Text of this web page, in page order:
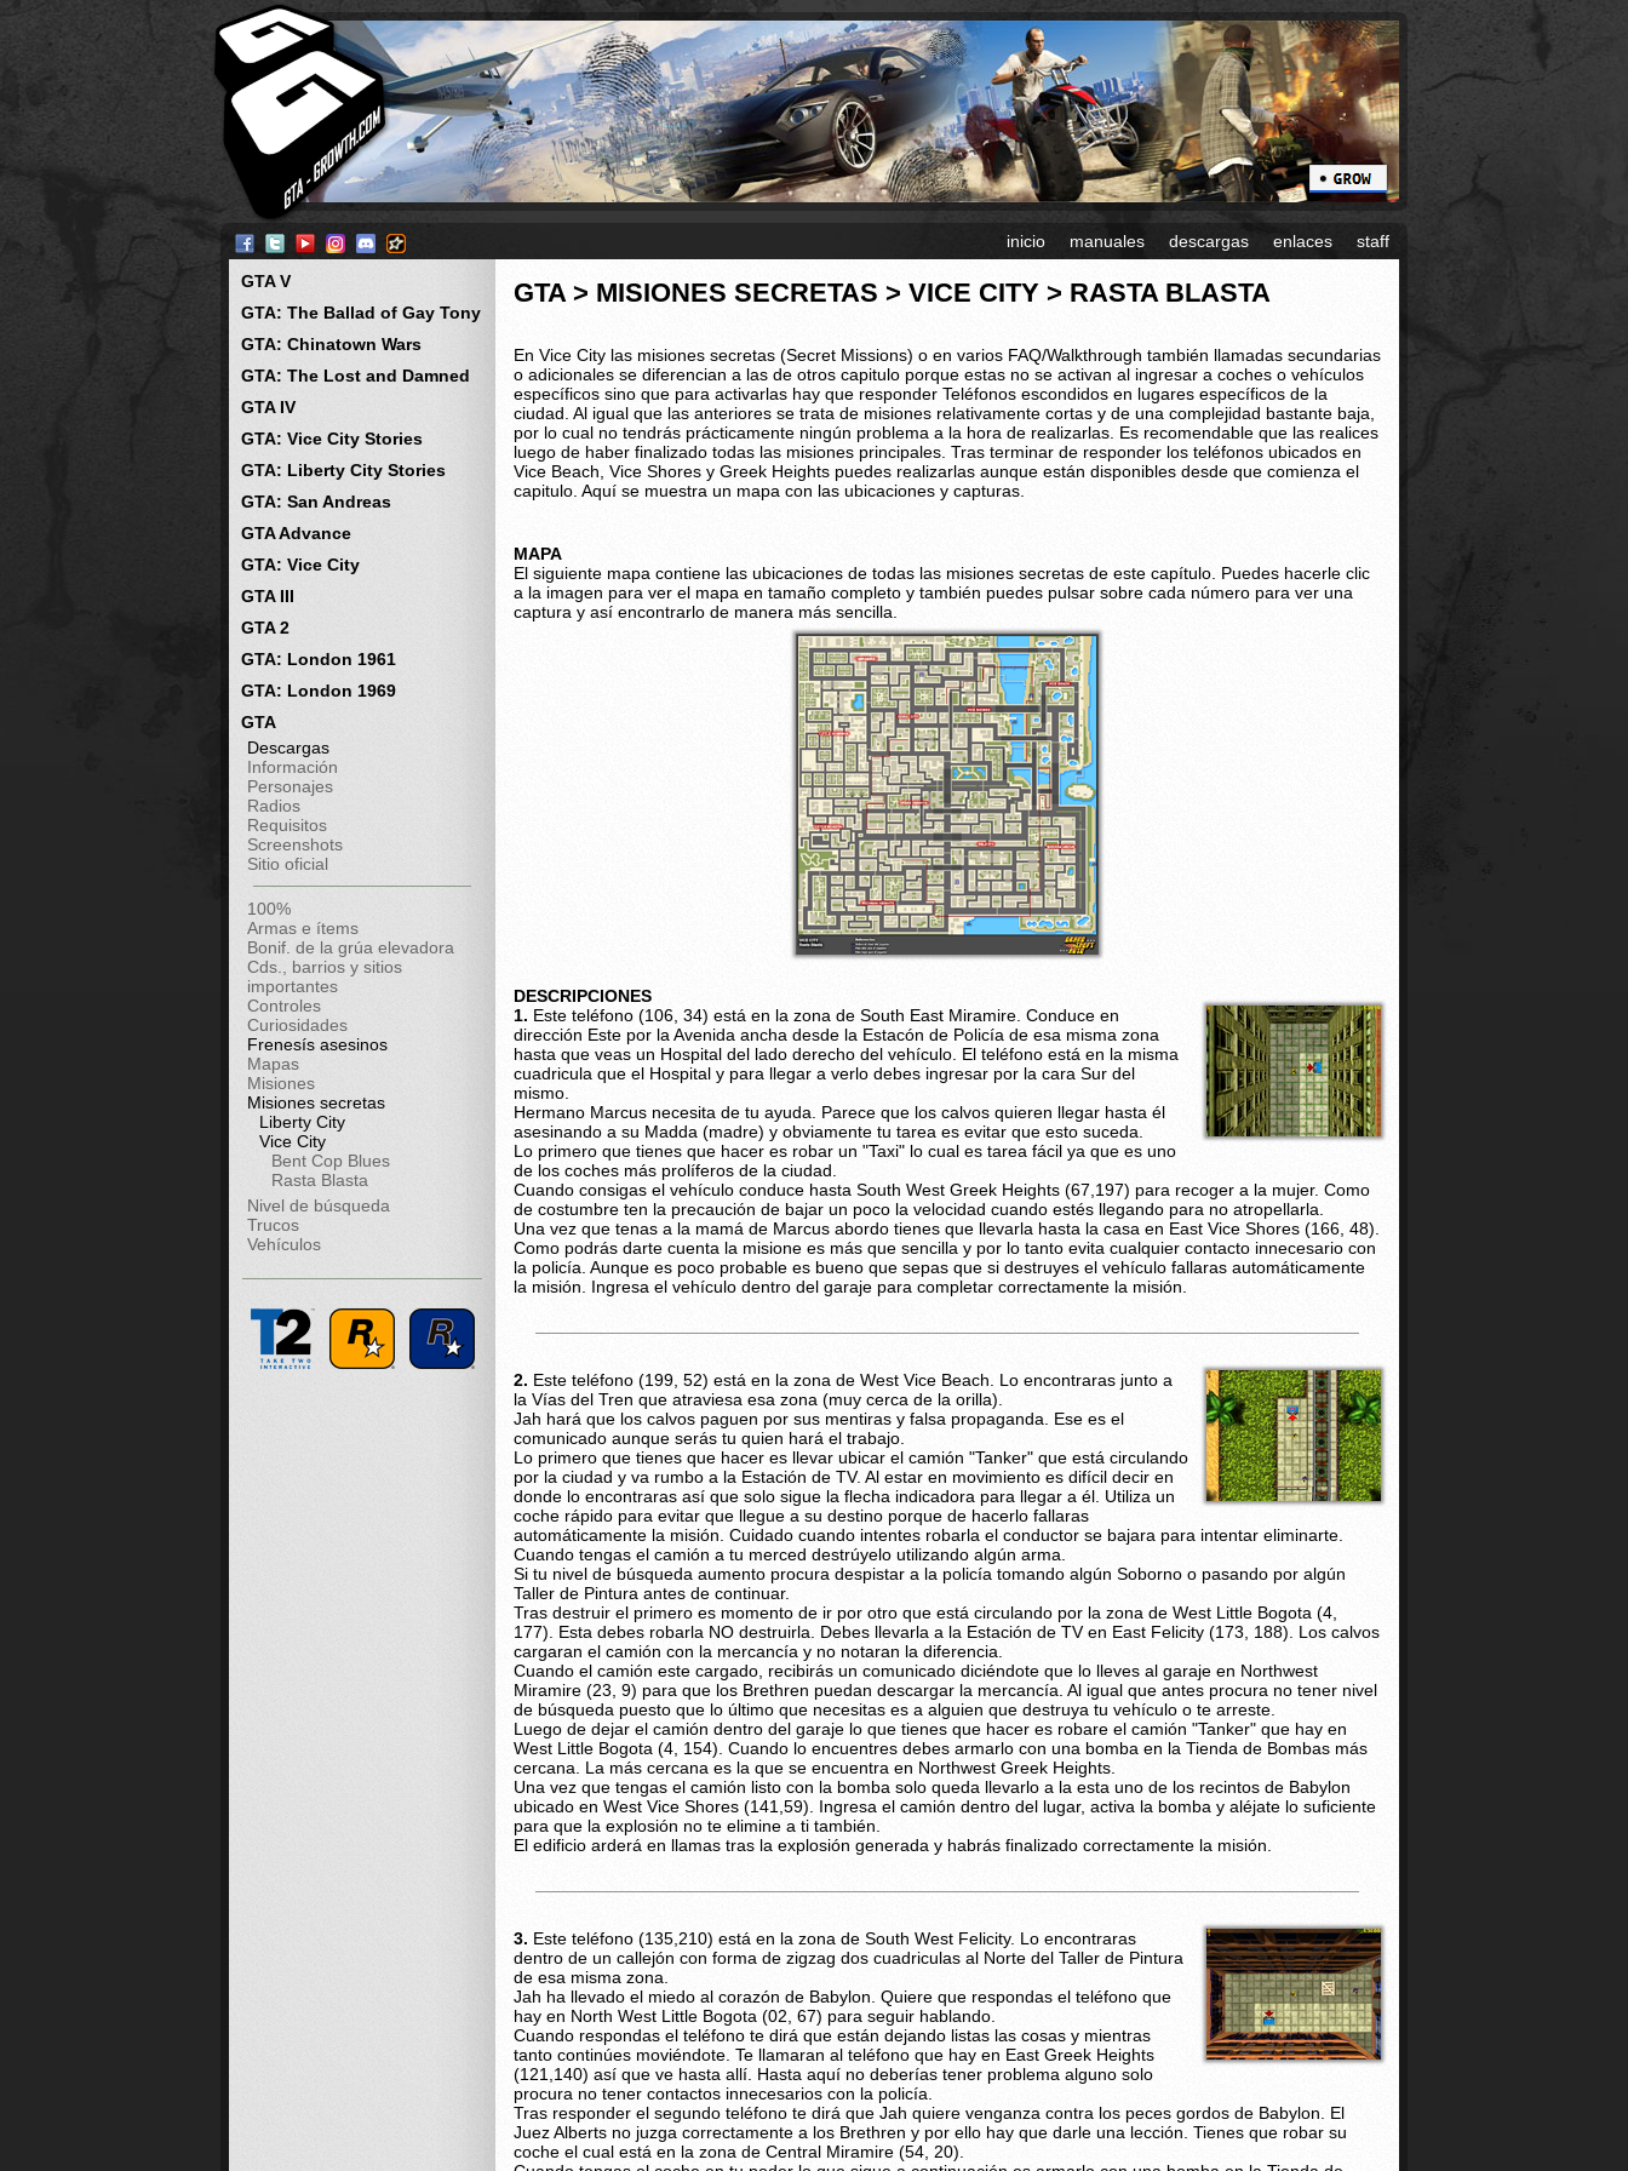
inicio manuales descargas enlaces staff
GTA V
GTA: The Ballad of Gay Tony
GTA: Chinatown Wars
GTA: The Lost and Damned
GTA IV
GTA: Vice City Stories
GTA: Liberty City Stories
GTA: San Andreas
GTA Advance
GTA: Vice City
GTA III
GTA 2
GTA: London 1961
GTA: London 1969
GTA
Descargas
Información
Personajes
Radios
Requisitos
Screenshots
Sitio oficial
100%
Armas e ítems
Bonif. de la grúa elevadora
Cds., barrios y sitios
importantes
Controles
Curiosidades
Frenesís asesinos
Mapas
Misiones
Misiones secretas
Liberty City
Vice City
Bent Cop Blues
Rasta Blasta
Nivel de búsqueda
Trucos
Vehículos
GTA > MISIONES SECRETAS > VICE CITY > RASTA BLASTA
En Vice City las misiones secretas (Secret Missions) o en varios FAQ/Walkthrough también llamadas secundarias
o adicionales se diferencian a las de otros capitulo porque estas no se activan al ingresar a coches o vehículos
específicos sino que para activarlas hay que responder Teléfonos escondidos en lugares específicos de la
ciudad. Al igual que las anteriores se trata de misiones relativamente cortas y de una complejidad bastante baja,
por lo cual no tendrás prácticamente ningún problema a la hora de realizarlas. Es recomendable que las realices
luego de haber finalizado todas las misiones principales. Tras terminar de responder los teléfonos ubicados en
Vice Beach, Vice Shores y Greek Heights puedes realizarlas aunque están disponibles desde que comienza el
capitulo. Aquí se muestra un mapa con las ubicaciones y capturas.
MAPA
El siguiente mapa contiene las ubicaciones de todas las misiones secretas de este capítulo. Puedes hacerle clic
a la imagen para ver el mapa en tamaño completo y también puedes pulsar sobre cada número para ver una
captura y así encontrarlo de manera más sencilla.
DESCRIPCIONES
1. Este teléfono (106, 34) está en la zona de South East Miramire. Conduce en
dirección Este por la Avenida ancha desde la Estacón de Policía de esa misma zona
hasta que veas un Hospital del lado derecho del vehículo. El teléfono está en la misma
cuadricula que el Hospital y para llegar a verlo debes ingresar por la cara Sur del
mismo.
Hermano Marcus necesita de tu ayuda. Parece que los calvos quieren llegar hasta él
asesinando a su Madda (madre) y obviamente tu tarea es evitar que esto suceda.
Lo primero que tienes que hacer es robar un "Taxi" lo cual es tarea fácil ya que es uno
de los coches más prolíferos de la ciudad.
Cuando consigas el vehículo conduce hasta South West Greek Heights (67,197) para recoger a la mujer. Como
de costumbre ten la precaución de bajar un poco la velocidad cuando estés llegando para no atropellarla.
Una vez que tenas a la mamá de Marcus abordo tienes que llevarla hasta la casa en East Vice Shores (166, 48).
Como podrás darte cuenta la misione es más que sencilla y por lo tanto evita cualquier contacto innecesario con
la policía. Aunque es poco probable es bueno que sepas que si destruyes el vehículo fallaras automáticamente
la misión. Ingresa el vehículo dentro del garaje para completar correctamente la misión.
2. Este teléfono (199, 52) está en la zona de West Vice Beach. Lo encontraras junto a
la Vías del Tren que atraviesa esa zona (muy cerca de la orilla).
Jah hará que los calvos paguen por sus mentiras y falsa propaganda. Ese es el
comunicado aunque serás tu quien hará el trabajo.
Lo primero que tienes que hacer es llevar ubicar el camión "Tanker" que está circulando
por la ciudad y va rumbo a la Estación de TV. Al estar en movimiento es difícil decir en
donde lo encontraras así que solo sigue la flecha indicadora para llegar a él. Utiliza un
coche rápido para evitar que llegue a su destino porque de hacerlo fallaras
automáticamente la misión. Cuidado cuando intentes robarla el conductor se bajara para intentar eliminarte.
Cuando tengas el camión a tu merced destrúyelo utilizando algún arma.
Si tu nivel de búsqueda aumento procura despistar a la policía tomando algún Soborno o pasando por algún
Taller de Pintura antes de continuar.
Tras destruir el primero es momento de ir por otro que está circulando por la zona de West Little Bogota (4,
177). Esta debes robarla NO destruirla. Debes llevarla a la Estación de TV en East Felicity (173, 188). Los calvos
cargaran el camión con la mercancía y no notaran la diferencia.
Cuando el camión este cargado, recibirás un comunicado diciéndote que lo lleves al garaje en Northwest
Miramire (23, 9) para que los Brethren puedan descargar la mercancía. Al igual que antes procura no tener nivel
de búsqueda puesto que lo último que necesitas es a alguien que destruya tu vehículo o te arreste.
Luego de dejar el camión dentro del garaje lo que tienes que hacer es robare el camión "Tanker" que hay en
West Little Bogota (4, 154). Cuando lo encuentres debes armarlo con una bomba en la Tienda de Bombas más
cercana. La más cercana es la que se encuentra en Northwest Greek Heights.
Una vez que tengas el camión listo con la bomba solo queda llevarlo a la esta uno de los recintos de Babylon
ubicado en West Vice Shores (141,59). Ingresa el camión dentro del lugar, activa la bomba y aléjate lo suficiente
para que la explosión no te elimine a ti también.
El edificio arderá en llamas tras la explosión generada y habrás finalizado correctamente la misión.
3. Este teléfono (135,210) está en la zona de South West Felicity. Lo encontraras
dentro de un callejón con forma de zigzag dos cuadriculas al Norte del Taller de Pintura
de esa misma zona.
Jah ha llevado el miedo al corazón de Babylon. Quiere que respondas el teléfono que
hay en North West Little Bogota (02, 67) para seguir hablando.
Cuando respondas el teléfono te dirá que están dejando listas las cosas y mientras
tanto continúes moviéndote. Te llamaran al teléfono que hay en East Greek Heights
(121,140) así que ve hasta allí. Hasta aquí no deberías tener problema alguno solo
procura no tener contactos innecesarios con la policía.
Tras responder el segundo teléfono te dirá que Jah quiere venganza contra los peces gordos de Babylon. El
Juez Alberts no juzga correctamente a los Brethren y por ello hay que darle una lección. Tienes que robar su
coche el cual está en la zona de Central Miramire (54, 20).